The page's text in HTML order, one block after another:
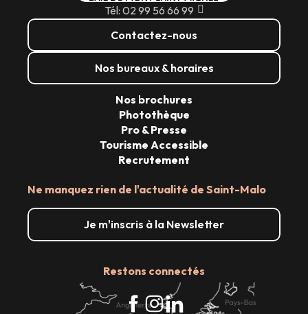
Tél: 02 99 56 66 99
Contactez-nous
Nos bureaux & horaires
Ne manquez rien de l'actualité de Saint-Malo
Je m'inscris à la Newsletter
Restons connectés
Nos brochures
Photothèque
Pro & Presse
Tourisme Accessible
Recrutement